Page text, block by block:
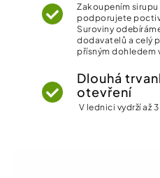
Zakoupením
podporujete
Suroviny
dodavatelů a celý
přísným dohledem
Dlouhá
otevření
V lednici vydrží až